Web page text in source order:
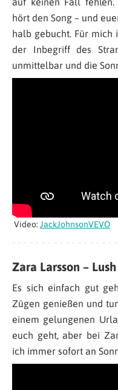
hört den Song – und
halb gebucht. Für mich
der Inbegriff des
unmittelbar und die
Video: JackJohnsonVEVO
Zara Larsson –
Es sich einfach gut
Zügen genießen und
einem gelungenen
euch geht, aber bei
ich immer sofort an